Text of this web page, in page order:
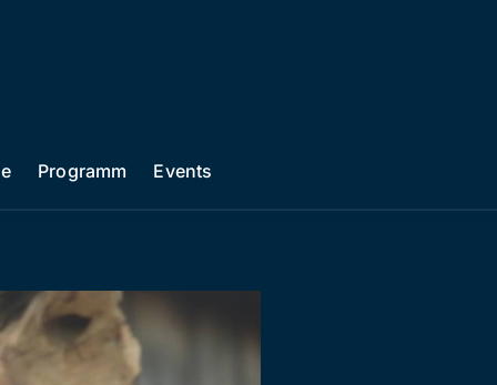
Programm Events